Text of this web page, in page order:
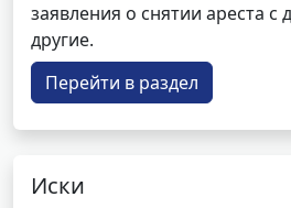
заявления о снятии ареста с
другие.
Перейти в раздел
Иски